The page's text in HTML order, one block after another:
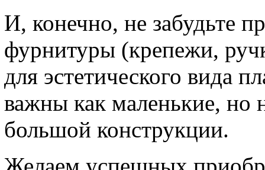
И, конечно, не забудьте
фурнитуры (крепежи,
для эстетического вида
важны как маленькие, но
большой конструкции.